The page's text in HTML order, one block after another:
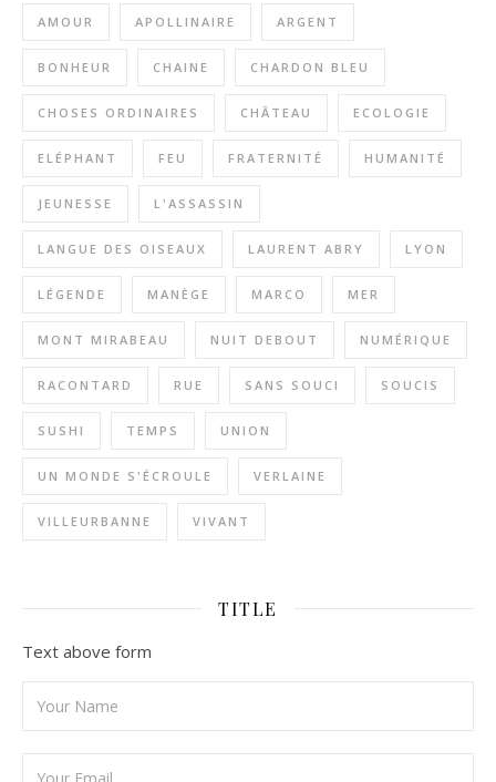
AMOUR APOLLINAIRE ARGENT
BONHEUR CHAINE CHARDON BLEU
CHOSES ORDINAIRES CHÂTEAU ECOLOGIE
ELÉPHANT FEU FRATERNITÉ HUMANITÉ
JEUNESSE L'ASSASSIN
LANGUE DES OISEAUX LAURENT ABRY LYON
LÉGENDE MANÈGE MARCO MER
MONT MIRABEAU NUIT DEBOUT NUMÉRIQUE
RACONTARD RUE SANS SOUCI SOUCIS
SUSHI TEMPS UNION
UN MONDE S'ÉCROULE VERLAINE
VILLEURBANNE VIVANT
TITLE
Text above form